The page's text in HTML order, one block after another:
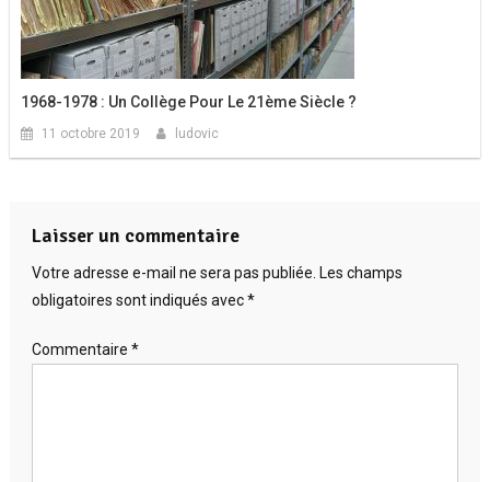
1968-1978 : Un Collège Pour Le 21ème Siècle ?
11 octobre 2019 ludovic
Laisser un commentaire
Votre adresse e-mail ne sera pas publiée. Les champs
obligatoires sont indiqués avec*
Commentaire *